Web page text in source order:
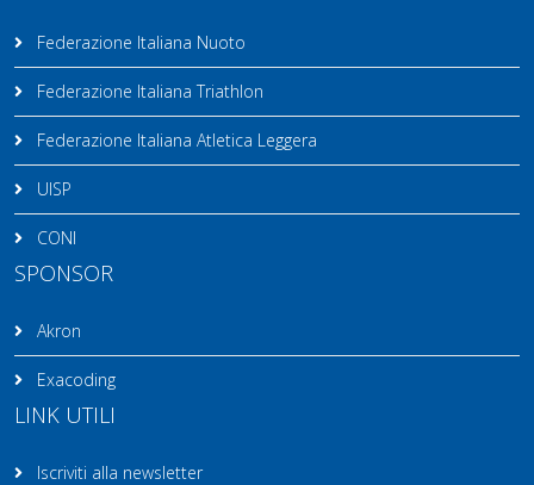
Federazione Italiana Nuoto
Federazione Italiana Triathlon
Federazione Italiana Atletica Leggera
UISP
CONI
SPONSOR
Akron
Exacoding
LINK UTILI
Iscriviti alla newsletter